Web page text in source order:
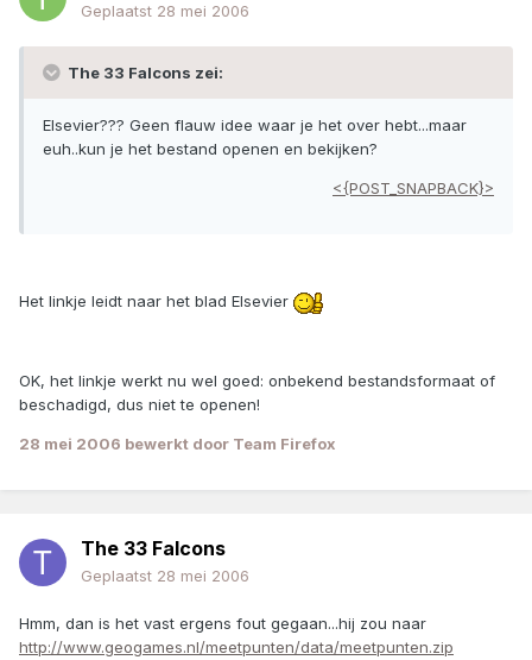
Geplaatst 28 mei 2006
The 33 Falcons zei:
Elsevier??? Geen flauw idee waar je het over hebt...maar
euh..kun je het bestand openen en bekijken?
<{POST_SNAPBACK}>
Het linkje leidt naar het blad Elsevier
OK, het linkje werkt nu wel goed: onbekend bestandsformaat of
beschadigd, dus niet te openen!
28 mei 2006 bewerkt door Team Firefox
The 33 Falcons
Geplaatst 28 mei 2006
Hmm, dan is het vast ergens fout gegaan...hij zou naar
http://www.geogames.nl/meetpunten/data/meetpunten.zip